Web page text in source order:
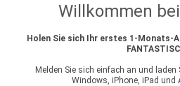
Willkommen
Holen Sie sich Ihr erstes 1-Monats-
Melden Sie sich einfach an und laden
Windows, iPhone, iPad und